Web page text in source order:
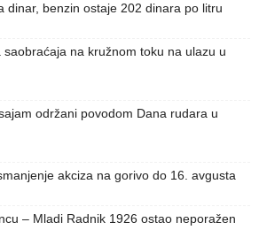
dinar, benzin ostaje 202 dinara po litru
na kružnom toku na ulazu u
održani povodom Dana rudara u
akciza na gorivo do 16. avgusta
– Mladi Radnik 1926 ostao neporažen